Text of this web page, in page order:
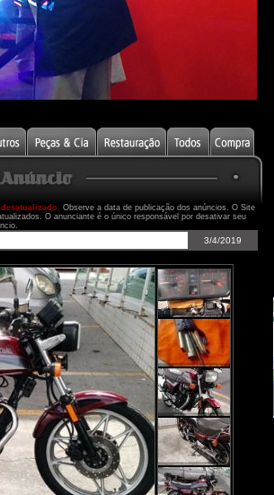
Observe a data de publicação dos anúncios. O Site
O anunciante é o único responsável por desativar seu
3/4/2019